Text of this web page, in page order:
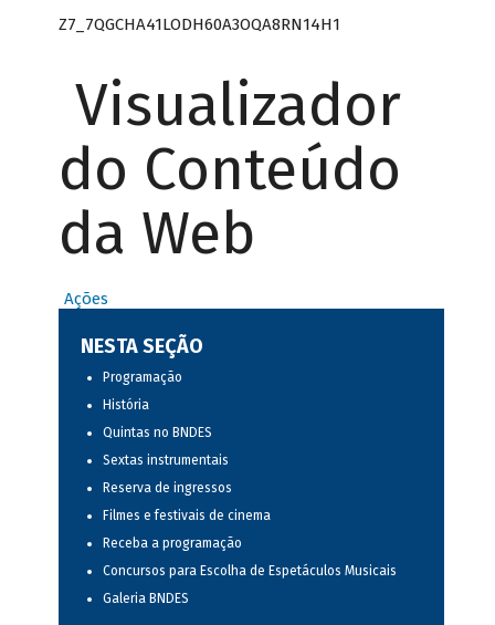
Z7_7QGCHA41LODH60A3OQA8RN14H1
Visualizador
do Conteúdo
da Web
Ações
NESTA SEÇÃO
Programação
História
Quintas no BNDES
Sextas instrumentais
Reserva de ingressos
Filmes e festivais de cinema
Receba a programação
Concursos para Escolha de Espetáculos Musicais
Galeria BNDES